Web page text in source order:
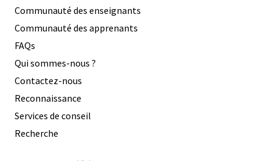
Communauté des enseignants
Communauté des apprenants
FAQs
Qui sommes-nous ?
Contactez-nous
Reconnaissance
Services de conseil
Recherche